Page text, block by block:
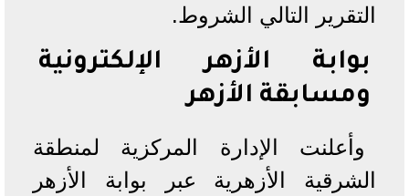
التقرير التالي الشروط.
بوابة الأزهر الإلكترونية
ومسابقة الأزهر
وأعلنت الإدارة المركزية لمنطقة
الشرقية الأزهرية عبر بوابة الأزهر